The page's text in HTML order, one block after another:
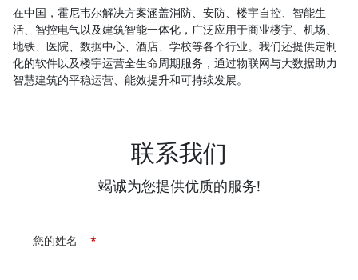
在中国，霍尼韦尔解决方案涵盖消防、安防、楼宇自控、智能生
活、智控电气以及建筑智能一体化，广泛应用于商业楼宇、机场、
地铁、医院、数据中心、酒店、学校等各个行业。我们还提供定制
化的软件以及楼宇运营全生命周期服务，通过物联网与大数据助力
智慧建筑的平稳运营、能效提升和可持续发展。
联系我们
竭诚为您提供优质的服务!
*
您的姓名